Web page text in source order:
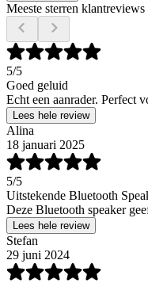
Meeste sterren klantreviews
5/5
Goed geluid
Echt een aanrader. Perfect
Lees hele review
Alina
18 januari 2025
5/5
Uitstekende Bluetooth
Deze Bluetooth speaker
Lees hele review
Stefan
29 juni 2024